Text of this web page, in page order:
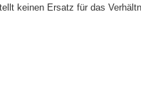
keinen Ersatz für das